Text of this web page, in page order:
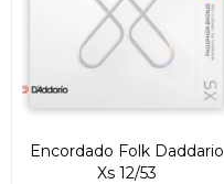
Encordado Folk Daddario
Xs 12/53